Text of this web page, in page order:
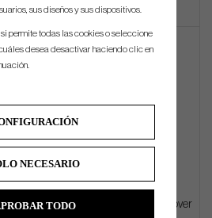
-
Ogio Mo Lucky Driver Headcover
sus diseños y sus dispositivos.
permite todas las cookies o seleccione
desea desactivar haciendo clic en
NECESARIO
TODO